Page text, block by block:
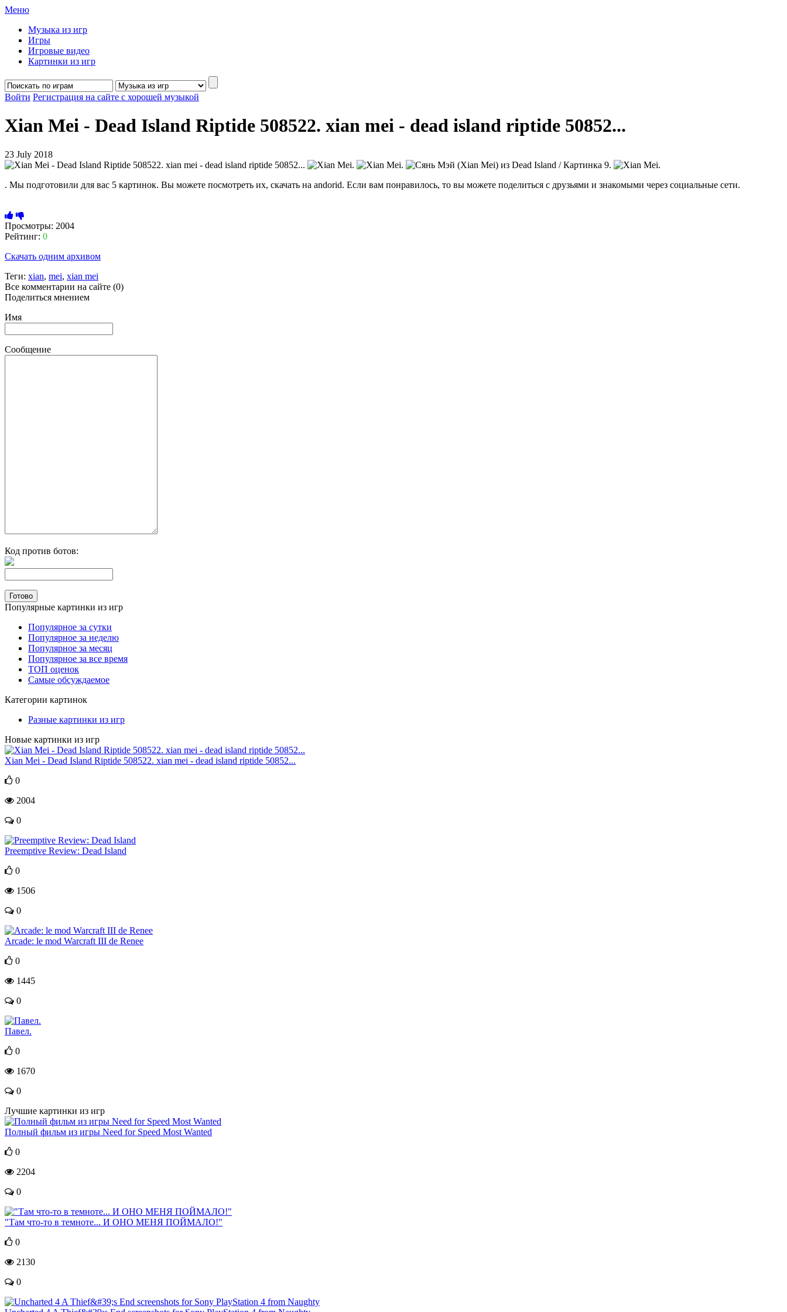
Меню
Музыка из игр
Игры
Игровые видео
Картинки из игр
Войти Регистрация на сайте с хорошей музыкой
Xian Mei - Dead Island Riptide 508522. xian mei - dead island riptide 50852...
23 July 2018
. Мы подготовили для вас 5 картинок. Вы можете посмотреть их, скачать на andorid. Если вам понравилось, то вы можете поделиться с друзьями и знакомыми через социальные сети.
Просмотры: 2004
Рейтинг: 0
Скачать одним архивом
Теги: xian, mei, xian mei
Все комментарии на сайте (0)
Поделиться мнением
Имя
Сообщение
Код против ботов:
Популярные картинки из игр
Популярное за сутки
Популярное за неделю
Популярное за месяц
Популярное за все время
ТОП оценок
Самые обсуждаемое
Категории картинок
Разные картинки из игр
Новые картинки из игр
Xian Mei - Dead Island Riptide 508522. xian mei - dead island riptide 50852...
0
2004
0
Preemptive Review: Dead Island
0
1506
0
Arcade: le mod Warcraft III de Renee
0
1445
0
Павел.
0
1670
0
Лучшие картинки из игр
Полный фильм из игры Need for Speed Most Wanted
0
2204
0
"Там что-то в темноте... И ОНО МЕНЯ ПОЙМАЛО!"
0
2130
0